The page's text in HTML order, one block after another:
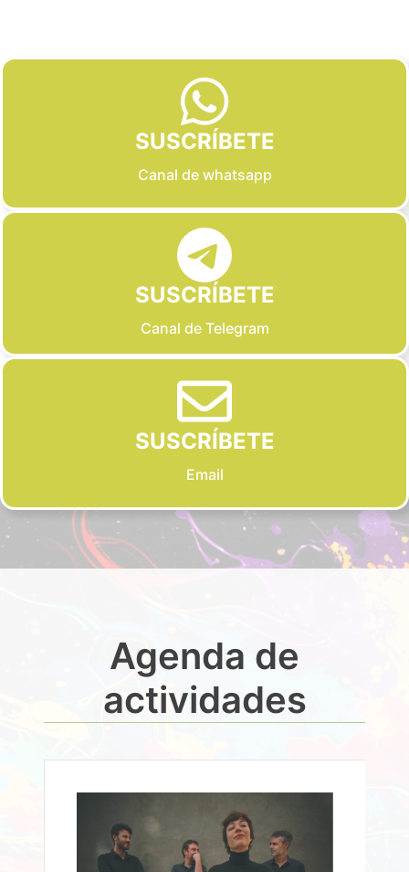
SUSCRÍBETE
Canal de whatsapp
SUSCRÍBETE
Canal de Telegram
SUSCRÍBETE
Email
Agenda de
actividades